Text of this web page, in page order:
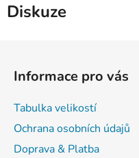
Diskuze
Informace pro vás
Tabulka velikostí
Ochrana osobních údajů
Doprava & Platba